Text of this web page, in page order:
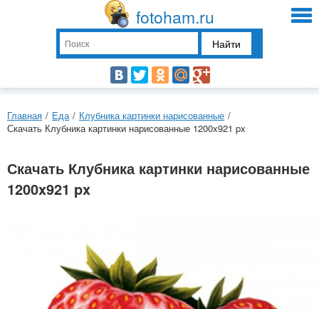
fotoham.ru
Найти
Главная / Еда / Клубника картинки нарисованные /
Скачать Клубника картинки нарисованные 1200x921 px
Скачать Клубника картинки нарисованные
1200x921 px